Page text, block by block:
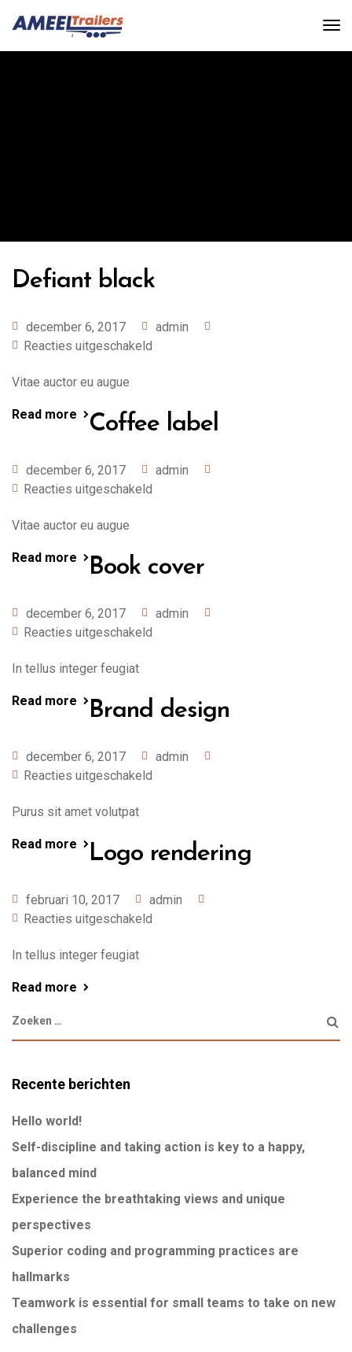
Defiant black
december 6, 2017
admin
Reacties uitgeschakeld
Vitae auctor eu augue
Read more Coffee label
december 6, 2017
admin
Reacties uitgeschakeld
Vitae auctor eu augue
Read more Book cover
december 6, 2017
admin
Reacties uitgeschakeld
In tellus integer feugiat
Read more Brand design
december 6, 2017
admin
Reacties uitgeschakeld
Purus sit amet volutpat
Read more Logo rendering
februari 10, 2017
admin
Reacties uitgeschakeld
In tellus integer feugiat
Read more
Recente berichten
Hello world!
Self-discipline and taking action is key to a happy,
balanced mind
Experience the breathtaking views and unique
perspectives
Superior coding and programming practices are
hallmarks
Teamwork is essential for small teams to take on new
challenges